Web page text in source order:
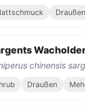
Draußen
chinensis
Draußen